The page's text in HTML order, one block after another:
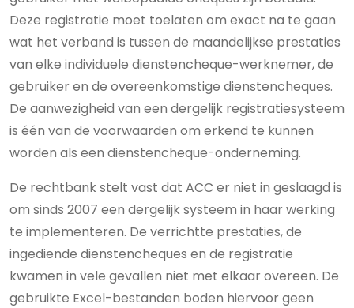
Deze registratie moet toelaten om exact na te gaan
wat het verband is tussen de maandelijkse prestaties
van elke individuele dienstencheque-werknemer, de
gebruiker en de overeenkomstige dienstencheques.
De aanwezigheid van een dergelijk registratiesysteem
is één van de voorwaarden om erkend te kunnen
worden als een dienstencheque-onderneming.
De rechtbank stelt vast dat ACC er niet in geslaagd is
om sinds 2007 een dergelijk systeem in haar werking
te implementeren. De verrichtte prestaties, de
ingediende dienstencheques en de registratie
kwamen in vele gevallen niet met elkaar overeen. De
gebruikte Excel-bestanden boden hiervoor geen